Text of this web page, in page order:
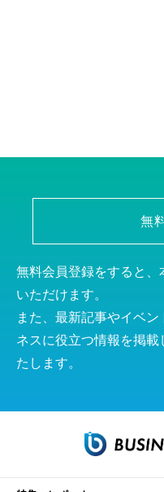
無
無料会員登録をすると
いただけます。
また、最新記事やイベ
ネスに役立つ情報を掲
たします。